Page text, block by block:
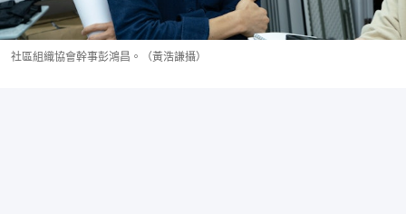
社區組織協會幹事彭鴻昌。（黃浩謙攝）